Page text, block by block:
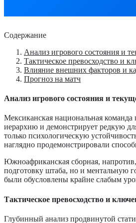
Содержание
Анализ игрового состояния и
Тактическое превосходство и
Влияние внешних факторов и
Прогноз на матч
Анализ игрового состояния и
Мексиканская национальная
иерархию и демонстрирует редкую
только психологическую
наглядно продемонстрировали
Южноафриканская сборная,
подготовку штаба, но и ментальную
были обусловлены крайне слабым
Тактическое превосходство и
Глубинный анализ продвинутой